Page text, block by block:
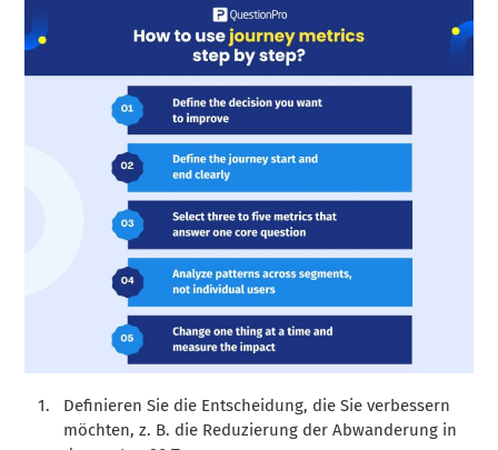
Definieren Sie die Entscheidung, die Sie verbessern
möchten, z. B. die Reduzierung der Abwanderung in